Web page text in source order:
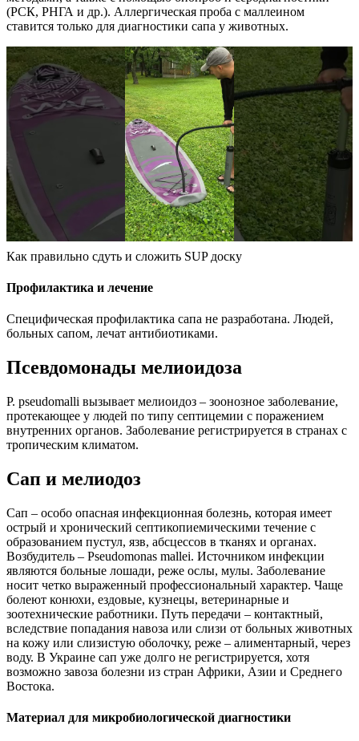
(РСК, РНГА и др.). Аллергическая проба с маллеином
ставится только для диагностики сапа у животных.
Как правильно сдуть и сложить SUP доску
Профилактика и лечение
Специфическая профилактика сапа не разработана. Людей,
больных сапом, лечат антибиотиками.
Псевдомонады мелиоидоза
P. pseudomalli вызывает мелиоидоз – зоонозное заболевание,
протекающее у людей по типу септицемии с поражением
внутренних органов. Заболевание регистрируется в странах с
тропическим климатом.
Сап и мелиодоз
Сап – особо опасная инфекционная болезнь, которая имеет
острый и хронический септикопиемическими течение с
образованием пустул, язв, абсцессов в тканях и органах.
Возбудитель – Pseudomonas mallei. Источником инфекции
являются больные лошади, реже ослы, мулы. Заболевание
носит четко выраженный профессиональный характер. Чаще
болеют конюхи, ездовые, кузнецы, ветеринарные и
зоотехнические работники. Путь передачи – контактный,
вследствие попадания навоза или слизи от больных животных
на кожу или слизистую оболочку, реже – алиментарный, через
воду. В Украине сап уже долго не регистрируется, хотя
возможно завоза болезни из стран Африки, Азии и Среднего
Востока.
Материал для микробиологической диагностики